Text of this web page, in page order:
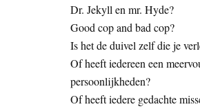
Dr. Jekyll en mr. Hyde?
Good cop and bad cop?
Is het de duivel zelf die je
Of heeft iedereen een
persoonlijkheden?
Of heeft iedere gedachte